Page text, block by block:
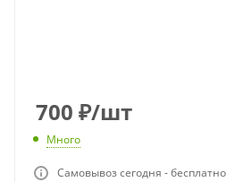
700 ₽/шт
Много
Самовывоз сегодня - бесплатно